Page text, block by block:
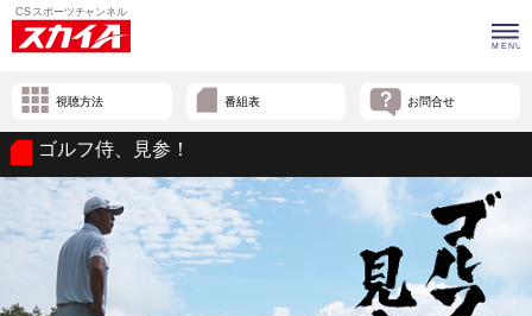
視聴方法 番組表 お問合せ
ゴルフ侍、見参！